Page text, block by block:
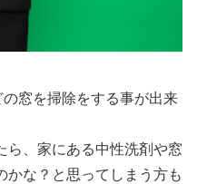
窓を掃除をする事が出来
ら、家にある中性洗剤や窓
かな？と思ってしまう方も